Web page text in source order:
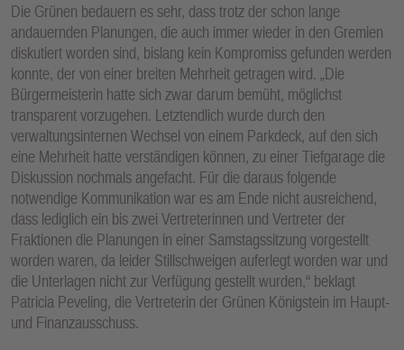
Die Grünen bedauern es sehr, dass trotz der schon lange
andauernden Planungen, die auch immer wieder in den Gremien
diskutiert worden sind, bislang kein Kompromiss gefunden werden
konnte, der von einer breiten Mehrheit getragen wird. „Die
Bürgermeisterin hatte sich zwar darum bemüht, möglichst
transparent vorzugehen. Letztendlich wurde durch den
verwaltungsinternen Wechsel von einem Parkdeck, auf den sich
eine Mehrheit hatte verständigen können, zu einer Tiefgarage die
Diskussion nochmals angefacht. Für die daraus folgende
notwendige Kommunikation war es am Ende nicht ausreichend,
dass lediglich ein bis zwei Vertreterinnen und Vertreter der
Fraktionen die Planungen in einer Samstagssitzung vorgestellt
worden waren, da leider Stillschweigen auferlegt worden war und
die Unterlagen nicht zur Verfügung gestellt wurden,“ beklagt
Patricia Peveling, die Vertreterin der Grünen Königstein im Haupt-
und Finanzausschuss.